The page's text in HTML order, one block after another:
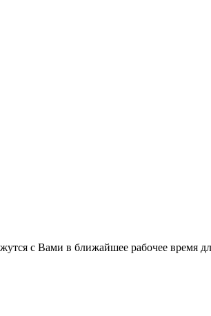
с Вами в ближайшее рабочее время